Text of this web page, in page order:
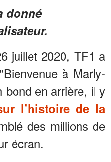
donné
juillet 2020, TF1 a
à Marly-
bond en arrière, il y
l’histoire de la
des millions de
écran.